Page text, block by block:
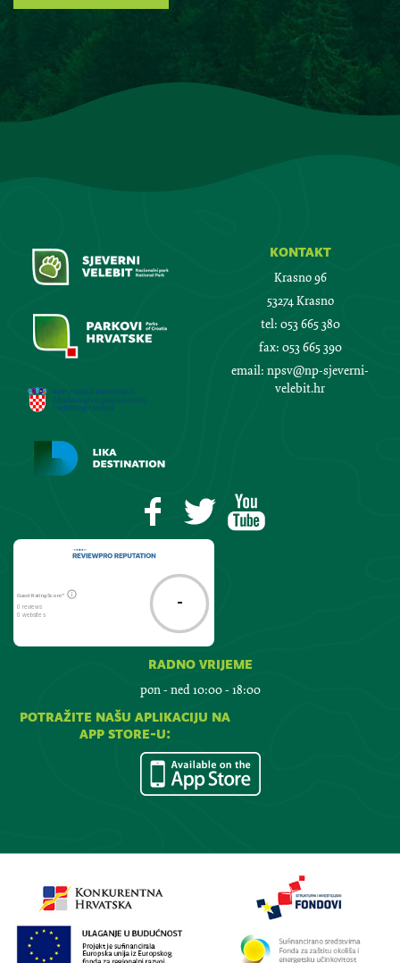
kontakt
Krasno 96
53274 Krasno
tel: 053 665 380
fax: 053 665 390
email: npsv@np-sjeverni-
velebit.hr
Guest Rating Score™
0 reviews
0 websites
-
radno vrijeme
pon - ned 10:00 - 18:00
potražite našu aplikaciju na
app store-u: